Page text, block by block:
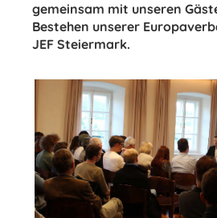
gemeinsam mit unseren
Bestehen unserer
JEF Steiermark.